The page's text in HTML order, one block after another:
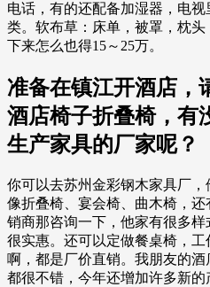
电话，有的还配备加湿器，电
类。软布草：床单，被罩，枕
下来怎么也得15～25万。
准备在镇江开酒店，
酒店椅子折叠椅，有
生产家具的厂家呢？
你可以去苏州金彩钢木家具厂，
像折叠椅、宴会椅、曲木椅，
销商那咨询一下，他家有很多
很实惠。还可以定做餐桌椅，
啊，都是厂价直销。我朋友的酒
都很不错，今年还增加许多新的